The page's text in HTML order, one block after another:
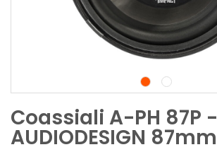
Coassiali A-PH 87P -
AUDIODESIGN 87mm